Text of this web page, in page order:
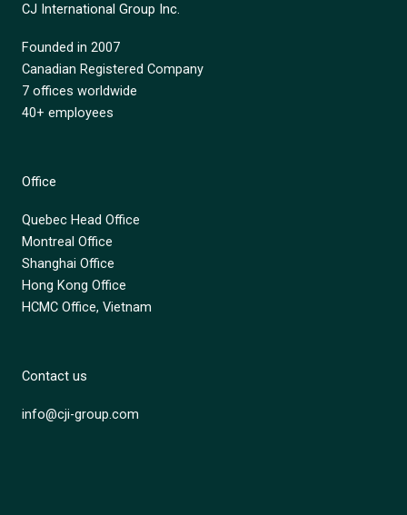
CJ International Group Inc.
Founded in 2007
Canadian Registered Company
7 offices worldwide
40+ employees
Office
Quebec Head Office
Montreal Office
Shanghai Office
Hong Kong Office
HCMC Office, Vietnam
Contact us
info@cji-group.com